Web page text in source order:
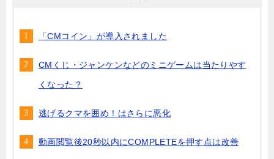
「CMコイン」が導入されました
CMくじ・ジャンケンなどのミニゲームは当たりやす
くなった？
逃げるクマを囲め！はさらに悪化
動画閲覧後20秒以内にCOMPLETEを押す点は改善